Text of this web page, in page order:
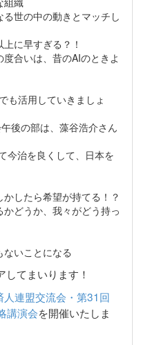
世の中の動きとマッチし
に早すぎる？！
合いは、昔のAIのときよ
も活用していきましょ
後の部は、藻谷浩介さん
今治を良くして、日本を
したら希望が持てる！？
どうか、我々がどう持っ
ないことになる
てまいります！
連盟交流会・第31回
講演会を開催いたしま